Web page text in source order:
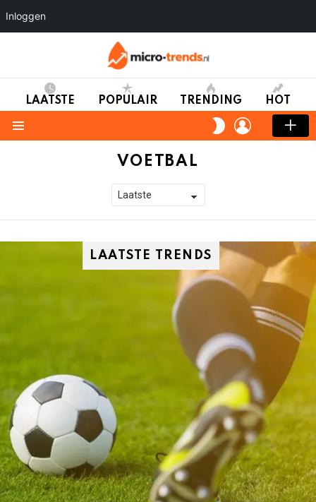
LAATSTE POPULAIR TRENDING HOT
SWITCH
SKIN
LOGIN
VOETBAL
LAATSTE TRENDS
Inloggen